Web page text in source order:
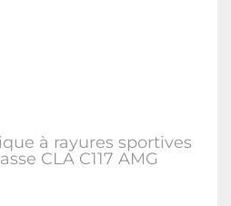
à rayures sportives
CLA C117 AMG